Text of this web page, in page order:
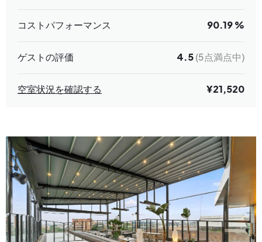
コストパフォーマンス 90.19 %
ゲストの評価 4.5(5点満点中)
空室状況を確認する ¥21,520